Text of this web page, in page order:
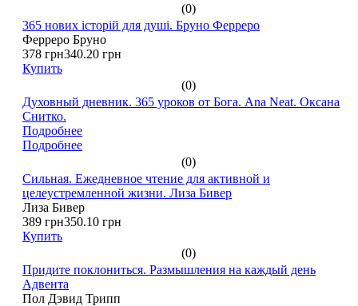
(0)
365 нових історій для душі. Бруно Ферреро
Ферреро Бруно
378 грн340.20 грн
Купить
(0)
Духовный дневник. 365 уроков от Бога. Ana Neat. Оксана
Снитко.
Подробнее
Подробнее
(0)
Сильная. Ежедневное чтение для активной и
целеустремленной жизни. Лиза Бивер
Лиза Бивер
389 грн350.10 грн
Купить
(0)
Придите поклониться. Размышления на каждый день
Адвента
Пол Дэвид Трипп